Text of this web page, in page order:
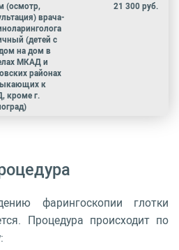
(осмотр,
врача-
(детей с
на дом в
МКАД и
районах
к
кроме г.
21 300 руб.
фарингоскопии глотки
Процедура происходит по